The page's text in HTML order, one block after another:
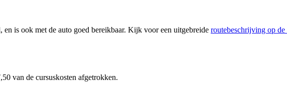
is ook met de auto goed bereikbaar. Kijk voor een uitgebreide routebeschrijving op de
van de cursuskosten afgetrokken.